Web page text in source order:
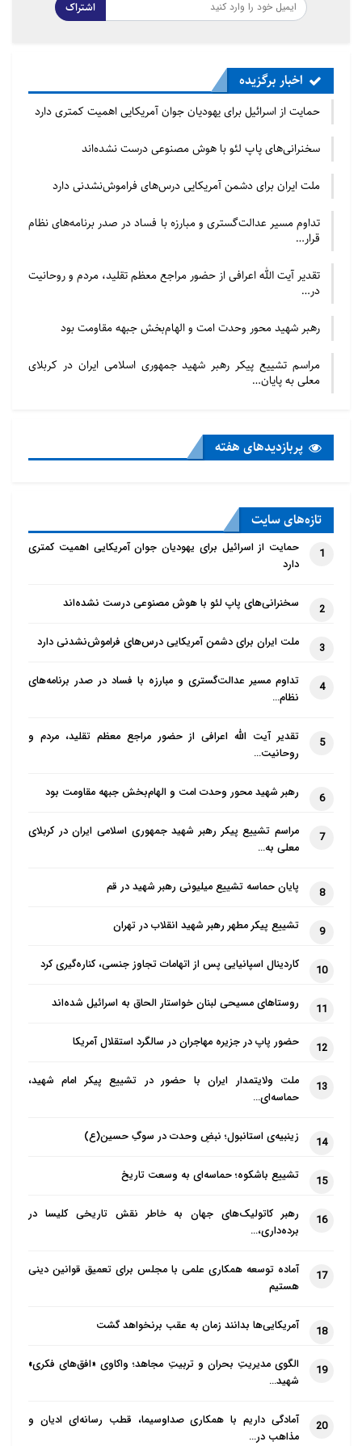
اشتراک
اخبار برگزیده
حمایت از اسرائیل برای یهودیان جوان آمریکایی اهمیت کمتری دارد
سخنرانی‌های پاپ لئو با هوش مصنوعی درست نشده‌اند
ملت ایران برای دشمن آمریکایی درس‌های فراموش‌نشدنی دارد
تداوم مسیر عدالت‌گستری و مبارزه با فساد در صدر برنامه‌های نظام
قرار…
تقدیر آیت الله اعرافی از حضور مراجع معظم تقلید، مردم و روحانیت
در…
رهبر شهید محور وحدت امت و الهام‌بخش جبهه مقاومت بود
مراسم تشییع پیکر رهبر شهید جمهوری اسلامی ایران در کربلای
معلی به پایان…
پربازدید‌های هفته
تازه‌‌های سایت
1
حمایت از اسرائیل برای یهودیان جوان آمریکایی اهمیت کمتری
دارد
2 سخنرانی‌های پاپ لئو با هوش مصنوعی درست نشده‌اند
3 ملت ایران برای دشمن آمریکایی درس‌های فراموش‌نشدنی دارد
4
تداوم مسیر عدالت‌گستری و مبارزه با فساد در صدر برنامه‌های
نظام…
5
تقدیر آیت الله اعرافی از حضور مراجع معظم تقلید، مردم و
روحانیت…
6 رهبر شهید محور وحدت امت و الهام‌بخش جبهه مقاومت بود
7
مراسم تشییع پیکر رهبر شهید جمهوری اسلامی ایران در کربلای
معلی به…
8 پایان حماسه تشییع میلیونی رهبر شهید در قم
9 تشییع پیکر مطهر رهبر شهید انقلاب در تهران
10 کاردینال اسپانیایی پس از اتهامات تجاوز جنسی، کناره‌گیری کرد
11 روستاهای مسیحی لبنان خواستار الحاق به اسرائیل شده‌اند
12 حضور پاپ در جزیره مهاجران در سالگرد استقلال آمریکا
13
ملت ولایتمدار ایران با حضور در تشییع پیکر امام شهید،
حماسه‌ای…
14 زینبیه‌ی استانبول؛ نبضِ وحدت در سوگِ حسین(ع)
15 تشییع باشکوه؛ حماسه‌ای به وسعت تاریخ
16
رهبر کاتولیک‌های جهان به خاطر نقش تاریخی کلیسا در
برده‌داری،…
17
آماده توسعه همکاری علمی با مجلس برای تعمیق قوانین دینی
هستیم
18 آمریکایی‌ها بدانند زمان به عقب برنخواهد گشت
19
الگوی مدیریتِ بحران و تربیتِ مجاهد؛ واکاوی «افق‌های فکری»
شهید…
20
آمادگی داریم با همکاری صداوسیما، قطب رسانه‌ای ادیان و
مذاهب در…